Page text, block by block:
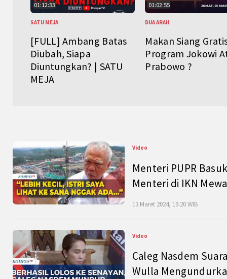
01:12:33
SATU MEJA
[FULL] Ambang Batas
Diubah, Siapa
Diuntungkan? | SATU
MEJA
01:02:55
DUA ARAH
Makan Siang
Program Jokowi
Prabowo ?
Video
Menteri PUPR
Menteri di IKN
13 Maret 2024, 19:20 WIB
Video
Caleg Nasdem
Wulla